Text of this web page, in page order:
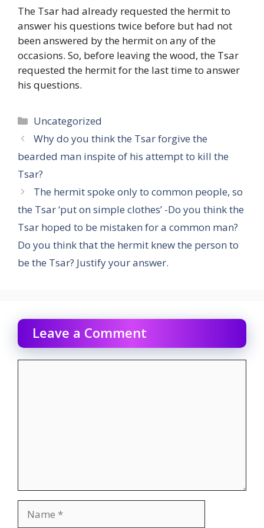
The Tsar had already requested the hermit to
answer his questions twice before but had not
been answered by the hermit on any of the
occasions. So, before leaving the wood, the Tsar
requested the hermit for the last time to answer
his questions.
Categories
Uncategorized
Why do you think the Tsar forgive the
bearded man inspite of his attempt to kill the
Tsar?
The hermit spoke only to common people, so
the Tsar ‘put on simple clothes’ -Do you think the
Tsar hoped to be mistaken for a common man?
Do you think that the hermit knew the person to
be the Tsar? Justify your answer.
Leave a Comment